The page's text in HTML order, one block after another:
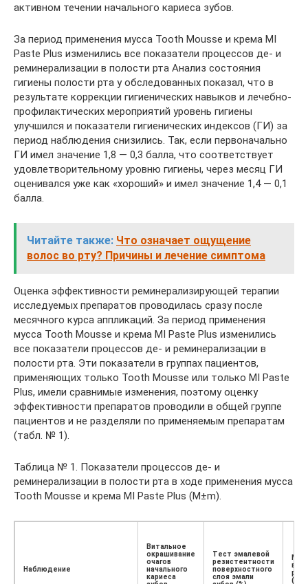
активном течении начального кариеса зубов.
За период применения мусса Tooth Mousse и крема MI
Paste Plus изменились все показатели процессов де- и
реминерализации в полости рта Анализ состояния
гигиены полости рта у обследованных показал, что в
результате коррекции гигиенических навыков и лечебно-
профилактических мероприятий уровень гигиены
улучшился и показатели гигиенических индексов (ГИ) за
период наблюдения снизились. Так, если первоначально
ГИ имел значение 1,8 — 0,3 балла, что соответствует
удовлетворительному уровню гигиены, через месяц ГИ
оценивался уже как «хороший» и имел значение 1,4 — 0,1
балла.
Читайте также: Что означает ощущение
волос во рту? Причины и лечение симптома
Оценка эффективности реминерализирующей терапии
исследуемых препаратов проводилась сразу после
месячного курса аппликаций. За период применения
мусса Tooth Mousse и крема MI Paste Plus изменились
все показатели процессов де- и реминерализации в
полости рта. Эти показатели в группах пациентов,
применяющих только Tooth Mousse или только MI Paste
Plus, имели сравнимые изменения, поэтому оценку
эффективности препаратов проводили в общей группе
пациентов и не разделяли по применяемым препаратам
(табл. № 1).
Таблица № 1. Показатели процессов де- и
реминерализации в полости рта в ходе применения мусса
Tooth Mousse и крема MI Paste Plus (М±m).
Наблюдение
Витальное
окрашивание
очагов
начального
кариеса
Тест эмалевой
резистентности
поверхностного
слоя эмали